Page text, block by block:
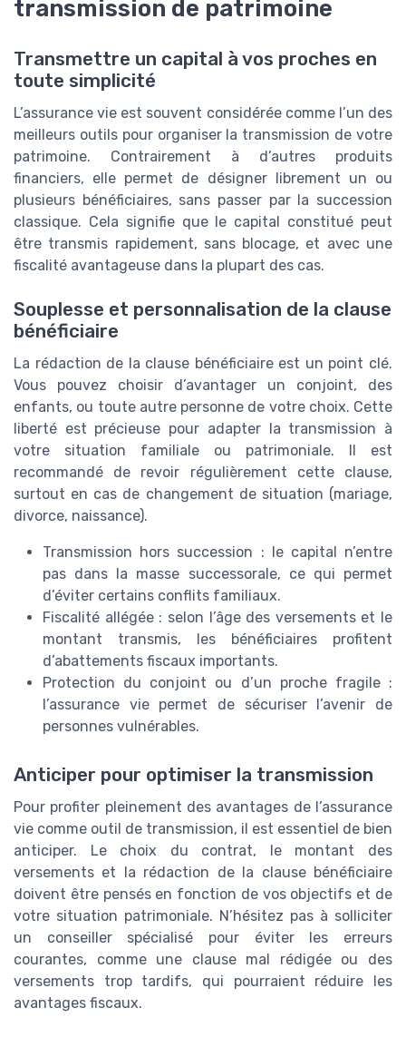
transmission de patrimoine
Transmettre un capital à vos proches en
toute simplicité
L’assurance vie est souvent considérée comme l’un des
meilleurs outils pour organiser la transmission de votre
patrimoine. Contrairement à d’autres produits
financiers, elle permet de désigner librement un ou
plusieurs bénéficiaires, sans passer par la succession
classique. Cela signifie que le capital constitué peut
être transmis rapidement, sans blocage, et avec une
fiscalité avantageuse dans la plupart des cas.
Souplesse et personnalisation de la clause
bénéficiaire
La rédaction de la clause bénéficiaire est un point clé.
Vous pouvez choisir d’avantager un conjoint, des
enfants, ou toute autre personne de votre choix. Cette
liberté est précieuse pour adapter la transmission à
votre situation familiale ou patrimoniale. Il est
recommandé de revoir régulièrement cette clause,
surtout en cas de changement de situation (mariage,
divorce, naissance).
Transmission hors succession : le capital n’entre
pas dans la masse successorale, ce qui permet
d’éviter certains conflits familiaux.
Fiscalité allégée : selon l’âge des versements et le
montant transmis, les bénéficiaires profitent
d’abattements fiscaux importants.
Protection du conjoint ou d’un proche fragile :
l’assurance vie permet de sécuriser l’avenir de
personnes vulnérables.
Anticiper pour optimiser la transmission
Pour profiter pleinement des avantages de l’assurance
vie comme outil de transmission, il est essentiel de bien
anticiper. Le choix du contrat, le montant des
versements et la rédaction de la clause bénéficiaire
doivent être pensés en fonction de vos objectifs et de
votre situation patrimoniale. N’hésitez pas à solliciter
un conseiller spécialisé pour éviter les erreurs
courantes, comme une clause mal rédigée ou des
versements trop tardifs, qui pourraient réduire les
avantages fiscaux.